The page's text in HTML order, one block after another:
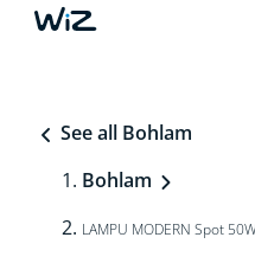
See all Bohlam
Bohlam
LAMPU MODERN Spot